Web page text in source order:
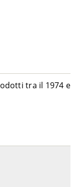
tra il 1974 e